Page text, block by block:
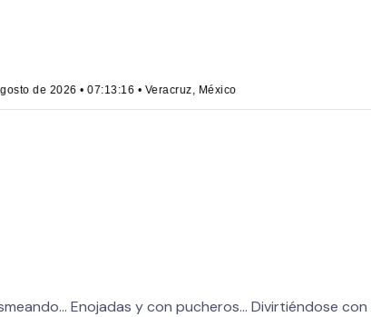
de 2026 • 07:13:16 • Veracruz, México
Enojadas y con pucheros… Divirtiéndose con